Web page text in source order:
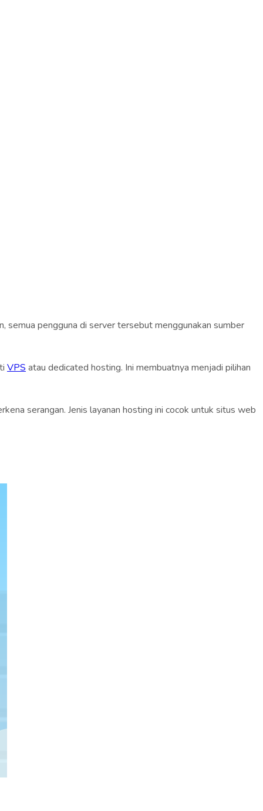
semua pengguna di server tersebut menggunakan sumber
VPS atau dedicated hosting. Ini membuatnya menjadi pilihan
serangan. Jenis layanan hosting ini cocok untuk situs web